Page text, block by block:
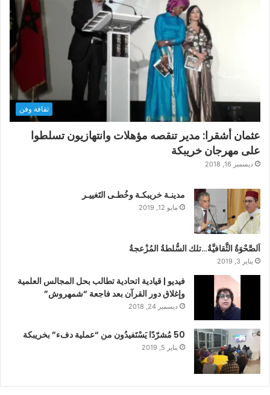
ثقافة وفن
عثمان أشقرا: مدير تنقصه مؤهلات وانتهازيون تسلطوا
على مهرجان خريبكة
ديسمبر 16, 2018
مدينـة خريبكـة وخُطـى التَغييـر
مايو 12, 2019
اَلصَّحْوَةُ الثَّقافيَّةُ…تلك السُّلطةُ المُزْعجةُ
يناير 3, 2019
فيديو | قيادية اتحادية تطالب بحل المجالس العلمية
وإغلاق دور القرآن بعد فاجعة “شمهروش”
ديسمبر 24, 2018
50 مُشرّدًا يَسْتَفيدُون من “عملية دفء” بخريبكة
يناير 5, 2019